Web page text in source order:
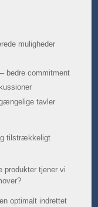
muligheder
bedre commitment
tavler
tilstrækkeligt
produkter tjener vi
optimalt indrettet